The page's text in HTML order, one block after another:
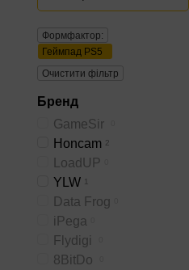
Формфактор:
Геймпад PS5
Очистити фільтр
Бренд
GameSir
Honcam 2
LoadUP
YLW 1
Data Frog
iPega
Flydigi
8BitDo